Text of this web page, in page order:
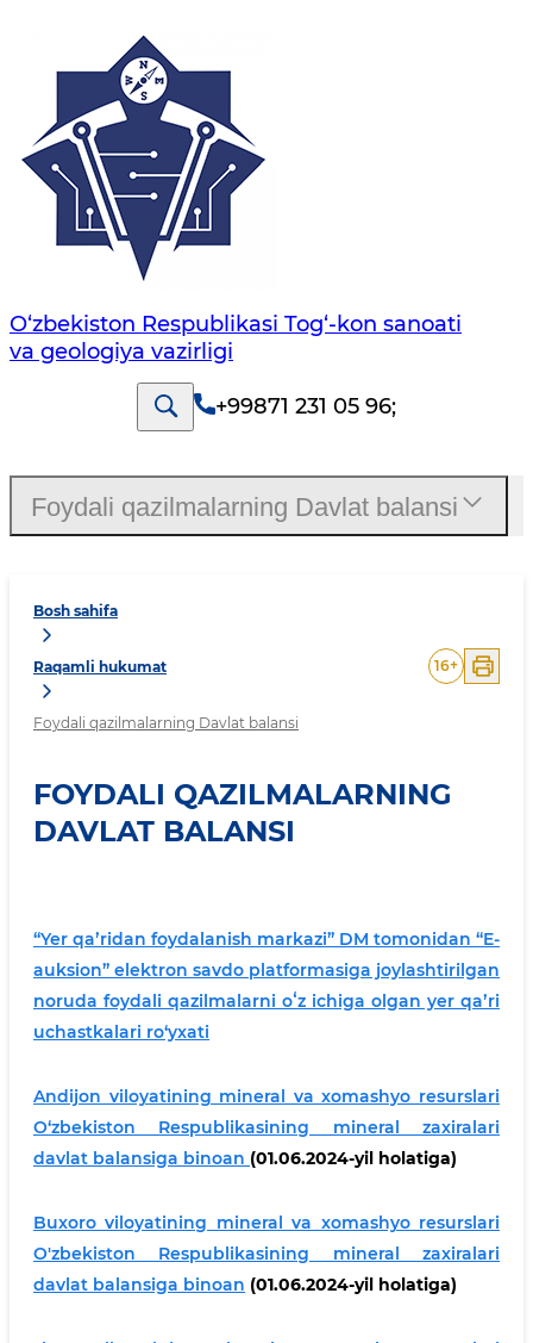
O‘zbekiston Respublikasi Tog‘-kon sanoati
va geologiya vazirligi
+99871 231 05 96;
Bosh sahifa
Raqamli hukumat
Foydali qazilmalarning Davlat balansi
16+
FOYDALI QAZILMALARNING
DAVLAT BALANSI
“Yer qaʼridan foydalanish markazi” DM tomonidan “E-
auksion” elektron savdo platformasiga joylashtirilgan
noruda foydali qazilmalarni oʻz ichiga olgan yer qaʼri
uchastkalari ro‘yxati
Andijon viloyatining mineral va xomashyo resurslari
O‘zbekiston Respublikasining mineral zaxiralari
davlat balansiga binoan (01.06.2024-yil holatiga)
Buxoro viloyatining mineral va xomashyo resurslari
O'zbekiston Respublikasining mineral zaxiralari
davlat balansiga binoan (01.06.2024-yil holatiga)
Foydali qazilmalarning Davlat balansi